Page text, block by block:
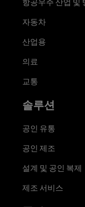
항공우주 산업 및
자동차
산업용
의료
교통
솔루션
공인 유통
공인 제조
설계 및 공인 복제
제조 서비스